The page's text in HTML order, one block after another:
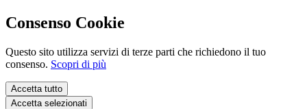
Consenso Cookie
Questo sito utilizza servizi di terze parti che richiedono il tuo
consenso. Scopri di più
Accetta tutto
Accetta selezionati